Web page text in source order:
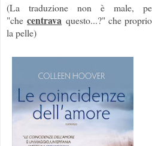
(La traduzione non è male,
"checentrava questo...?" che
la pelle)